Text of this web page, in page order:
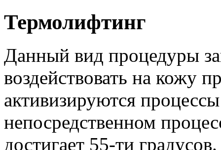
Термолифтинг
Данный вид процедуры
воздействовать на кожу
активизируются
непосредственном
достигает 55-ти